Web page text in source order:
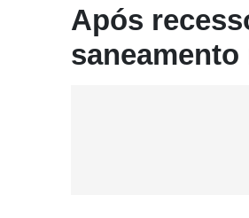
Após
saneamento